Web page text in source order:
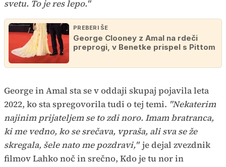
svetu. To je res lepo."
PREBERI ŠE
George Clooney z Amal na rdeči
preprogi, v Benetke prispel s Pittom
George in Amal sta se v oddaji skupaj pojavila leta
2022, ko sta spregovorila tudi o tej temi. "Nekaterim
najinim prijateljem se to zdi noro. Imam bratranca,
ki me vedno, ko se srečava, vpraša, ali sva se že
skregala, šele nato me pozdravi," je dejal zvezdnik
filmov Lahko noč in srečno, Kdo je tu nor in